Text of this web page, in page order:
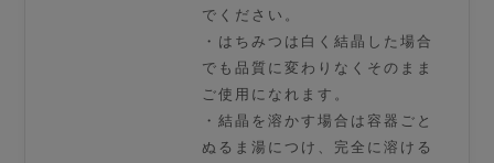
でください。
・はちみつは白く結晶した場合
でも品質に変わりなくそのまま
ご使用になれます。
・結晶を溶かす場合は容器ごと
ぬるま湯につけ、完全に溶ける